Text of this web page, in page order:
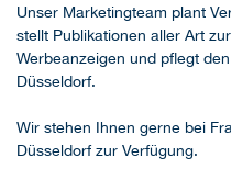
Unser Marketingteam plant
stellt Publikationen aller Art
Werbeanzeigen und pflegt
Düsseldorf.
Wir stehen Ihnen gerne bei
Düsseldorf zur Verfügung.